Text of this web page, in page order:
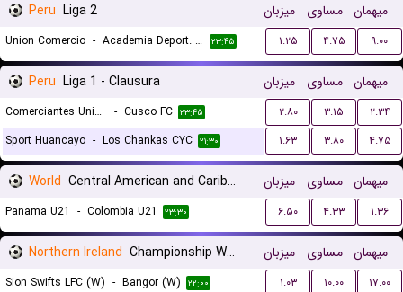
Peru Liga 2 میزبان مساوی میهمان
Union Comercio - Academia Deport. Cantolao ۲۳:۴۵ ۱.۲۵ ۴.۷۵ ۹.۰۰
Peru Liga 1 - Clausura میزبان مساوی میهمان
Comerciantes Unidos - Cusco FC ۲۳:۴۵ ۲.۸۰ ۳.۱۵
۲.۳۴
Sport Huancayo - Los Chankas CYC ۲۱:۳۰ ۱.۶۳ ۳.۸۰ ۴.۷۵
World Central American and Caribbean Games میزبان مساوی میهمان
Panama U21 - Colombia U21 ۲۳:۳۰ ۶.۵۰ ۴.۳۳ ۱.۳۶
Northern Ireland Championship Women میزبان مساوی میهمان
Sion Swifts LFC (W) - Bangor (W) ۲۲:۰۰ ۱.۰۳ ۱۰.۰۰
۱۷.۰۰